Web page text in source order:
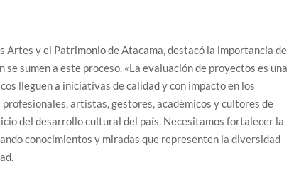
Artes y el Patrimonio de Atacama, destacó la importancia de
sumen a este proceso. «La evaluación de proyectos es una
lleguen a iniciativas de calidad y con impacto en los
artistas, gestores, académicos y cultores de
del desarrollo cultural del país. Necesitamos fortalecer la
conocimientos y miradas que representen la diversidad